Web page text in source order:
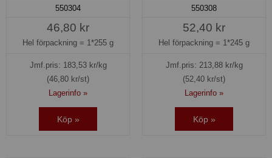
550304
46,80 kr
Hel förpackning = 1*255 g
Jmf.pris: 183,53kr/kg
(46,80 kr/st)
Lagerinfo »
Köp »
550308
52,40 kr
Hel förpackning = 1*245 g
Jmf.pris: 213,88kr/kg
(52,40 kr/st)
Lagerinfo »
Köp »